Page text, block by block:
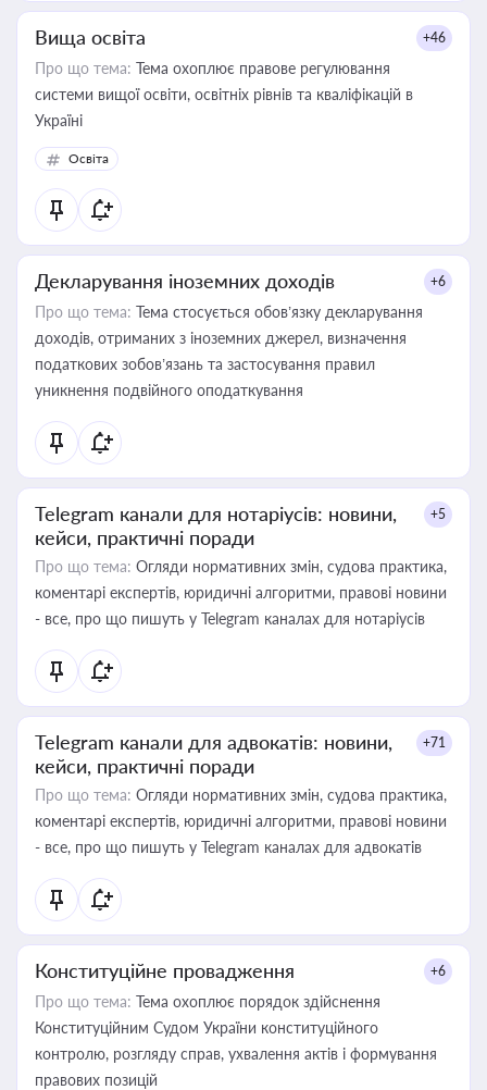
Вища освіта +46
Про що тема: Тема охоплює правове регулювання
системи вищої освіти, освітніх рівнів та кваліфікацій в
Україні
Освіта
Декларування іноземних доходів +6
Про що тема: Тема стосується обов’язку декларування
доходів, отриманих з іноземних джерел, визначення
податкових зобов’язань та застосування правил
уникнення подвійного оподаткування
Telegram канали для нотаріусів: новини,
кейси, практичні поради
+5
Про що тема: Огляди нормативних змін, судова практика,
коментарі експертів, юридичні алгоритми, правові новини
- все, про що пишуть у Telegram каналах для нотаріусів
Telegram канали для адвокатів: новини,
кейси, практичні поради
+71
Про що тема: Огляди нормативних змін, судова практика,
коментарі експертів, юридичні алгоритми, правові новини
- все, про що пишуть у Telegram каналах для адвокатів
Конституційне провадження +6
Про що тема: Тема охоплює порядок здійснення
Конституційним Судом України конституційного
контролю, розгляду справ, ухвалення актів і формування
правових позицій